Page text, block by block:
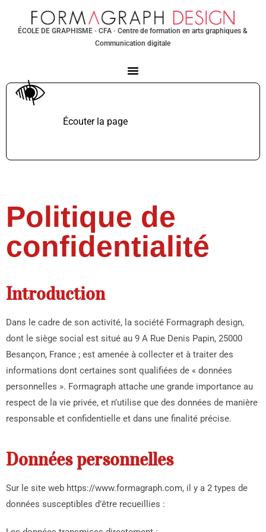
ÉCOLE DE GRAPHISME · CFA · Centre de formation en arts graphiques &
Communication digitale
Écouter la page
Politique de
confidentialité
Introduction
Dans le cadre de son activité, la société Formagraph design,
dont le siège social est situé au 9 A Rue Denis Papin, 25000
Besançon, France ; est amenée à collecter et à traiter des
informations dont certaines sont qualifiées de « données
personnelles ». Formagraph attache une grande importance au
respect de la vie privée, et n’utilise que des données de manière
responsable et confidentielle et dans une finalité précise.
Données personnelles
Sur le site web https://www.formagraph.com, il y a 2 types de
données susceptibles d’être recueillies :